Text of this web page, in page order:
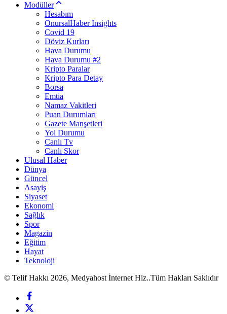
Modüller
Hesabım
OnursalHaber Insights
Covid 19
Döviz Kurları
Hava Durumu
Hava Durumu #2
Kripto Paralar
Kripto Para Detay
Borsa
Emtia
Namaz Vakitleri
Puan Durumları
Gazete Manşetleri
Yol Durumu
Canlı Tv
Canlı Skor
Ulusal Haber
Dünya
Güncel
Asayiş
Siyaset
Ekonomi
Sağlık
Spor
Magazin
Eğitim
Hayat
Teknoloji
© Telif Hakkı 2026, Medyahost İnternet Hiz..Tüm Hakları Saklıdır